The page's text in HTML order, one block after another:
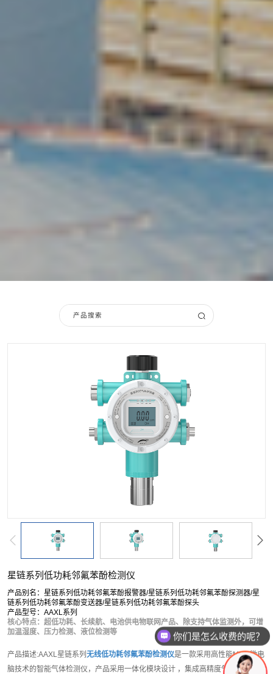
复合型检测仪 软件平台
星链系列低功耗邻氟苯酚检测仪
产品别名：星链系列低功耗邻氟苯酚报警器/星链系列低功耗邻氟苯酚探测器/星
链系列低功耗邻氟苯酚变送器/星链系列低功耗邻氟苯酚探头
产品型号：AAXL系列
核心特点：超低功耗、长续航、电池供电物联网产品、除支持气体监测外，可增
加温湿度、压力检测、液位检测等
产品描述:AAXL星链系列 无线低功耗邻氟苯酚检测仪是一款采用高性能MCU微电
脑技术的智能气体检测仪，产品采用一体化模块设计 ，集成高精度气体传感器模
你们是怎么收费的呢？